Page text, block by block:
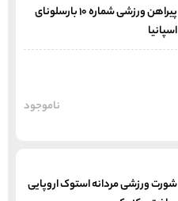
پیراهن ورزشی شماره 10 بارسلونای
اسپانیا
ناموجود
شورت ورزشی مردانه استوک اروپایی